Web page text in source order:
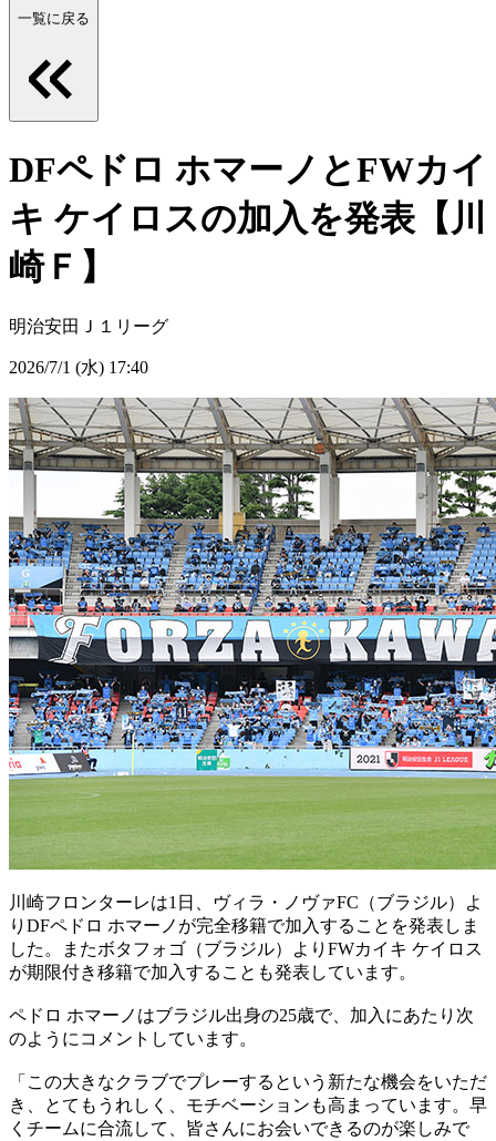
一覧に戻る
DFペドロ ホマーノとFWカイ
キ ケイロスの加入を発表【川
崎Ｆ】
明治安田Ｊ１リーグ
2026/7/1 (水) 17:40
川崎フロンターレは1日、ヴィラ・ノヴァFC（ブラジル）よ
りDFペドロ ホマーノが完全移籍で加入することを発表しま
した。またボタフォゴ（ブラジル）よりFWカイキ ケイロス
が期限付き移籍で加入することも発表しています。
ペドロ ホマーノはブラジル出身の25歳で、加入にあたり次
のようにコメントしています。
「この大きなクラブでプレーするという新たな機会をいただ
き、とてもうれしく、モチベーションも高まっています。早
くチームに合流して、皆さんにお会いできるのが楽しみで